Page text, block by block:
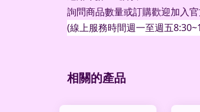
詢問商品數量或訂購歡迎加入
(線上服務時間週一至週五
相關的產品